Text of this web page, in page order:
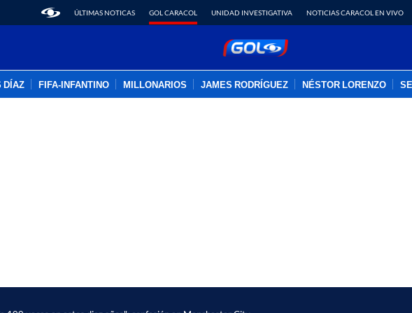
ÚLTIMAS NOTICAS GOL CARACOL UNIDAD INVESTIGATIVA NOTICIAS CARACOL EN VIVO
DÍAZ FIFA-INFANTINO MILLONARIOS JAMES RODRÍGUEZ NÉSTOR LORENZO